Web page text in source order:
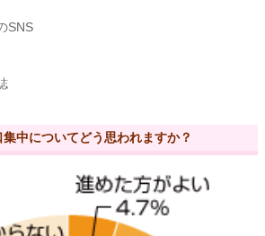
SNS
中についてどう思われますか？